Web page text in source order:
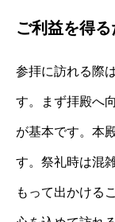
ご利益を得
参拝に訪れる際
す。まず拝殿へ
が基本です。本
す。祭礼時は混
もって出かける